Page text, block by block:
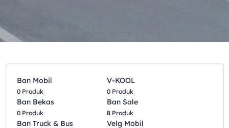
Ban Mobil
0 Produk
V-KOOL
0 Produk
Ban Bekas
0 Produk
Ban Sale
8 Produk
Ban Truck & Bus Velg Mobil